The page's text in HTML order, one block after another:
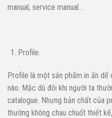
manual, service manual…
Profile.
Profile là một sản phẩm in ấn
nào. Mặc dù đôi khi người ta
catalogue. Nhưng bản chất của
thường không chau chuốt thiết